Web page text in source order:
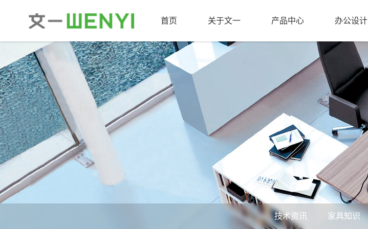
首页 关于文一 产品中心 办公设计
技术资讯 家具知识